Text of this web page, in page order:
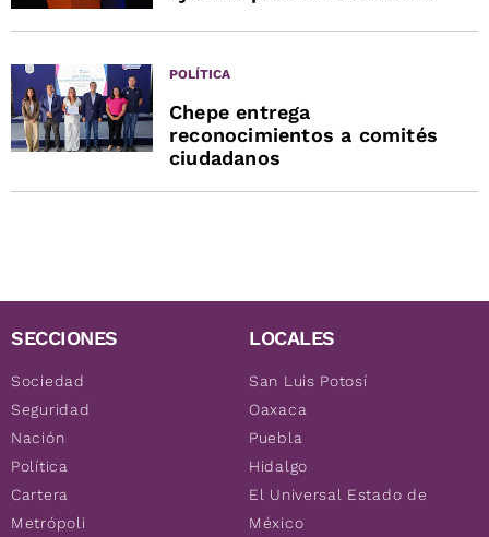
POLÍTICA
Chepe entrega
reconocimientos a comités
ciudadanos
SECCIONES
Sociedad
Seguridad
Nación
Política
Cartera
Metrópoli
LOCALES
San Luis Potosí
Oaxaca
Puebla
Hidalgo
El Universal Estado de
México